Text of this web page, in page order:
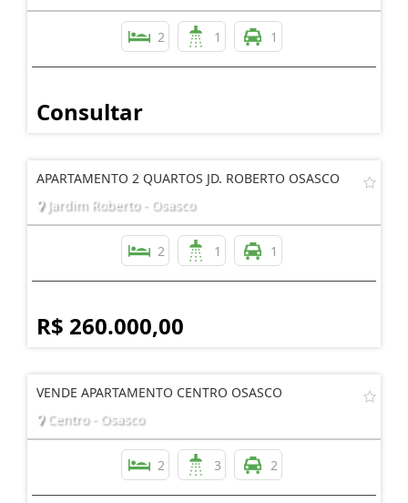
2 1 1
Consultar
APARTAMENTO 2 QUARTOS JD. ROBERTO OSASCO
Jardim Roberto - Osasco
2 1 1
R$ 260.000,00
VENDE APARTAMENTO CENTRO OSASCO
Centro - Osasco
2 3 2